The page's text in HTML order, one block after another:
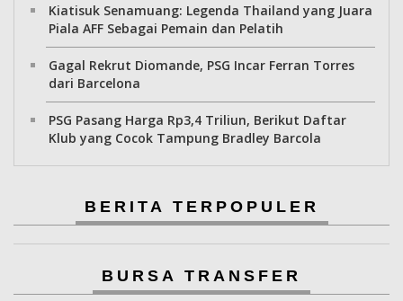
Kiatisuk Senamuang: Legenda Thailand yang Juara
Piala AFF Sebagai Pemain dan Pelatih
Gagal Rekrut Diomande, PSG Incar Ferran Torres
dari Barcelona
PSG Pasang Harga Rp3,4 Triliun, Berikut Daftar
Klub yang Cocok Tampung Bradley Barcola
BERITA TERPOPULER
BURSA TRANSFER